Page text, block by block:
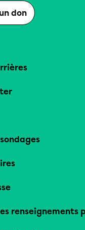
don
renseignements